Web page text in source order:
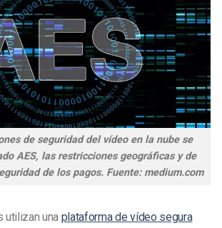
de seguridad del vídeo en la nube se
AES, las restricciones geográficas y de
de los pagos. Fuente: medium.com
utilizan una plataforma de vídeo segura